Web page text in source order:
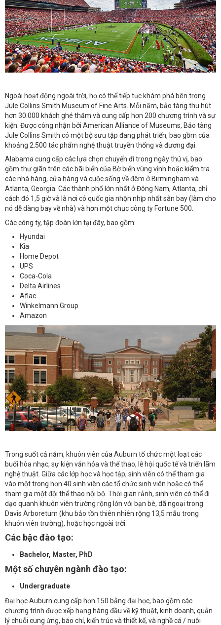
Ngoài hoạt động ngoài trời, họ có thể tiếp tục khám phá bên trong
Jule Collins Smith Museum of Fine Arts. Mỗi năm, bảo tàng thu hút
hơn 30.000 khách ghé thăm và cung cấp hơn 200 chương trình và sự
kiện. Được công nhận bởi American Alliance of Museums, Bảo tàng
Jule Collins Smith có một bộ sưu tập đang phát triển, bao gồm của
khoảng 2.500 tác phẩm nghệ thuật truyền thống và đương đại.
Alabama cung cấp các lựa chọn chuyến đi trong ngày thú vị, bao
gồm thư giãn trên các bãi biển của Bờ biển vùng vịnh hoặc kiểm tra
các nhà hàng, cửa hàng và cuộc sống về đêm ở Birmingham và
Atlanta, Georgia. Các thành phố lớn nhất ở Đông Nam, Atlanta, chỉ
cách đó 1,5 giờ và là nơi có quốc gia nhộn nhịp nhất sân bay (làm cho
nó dễ dàng bay về nhà) và hơn một chục công ty Fortune 500.
Các công ty, tập đoàn lớn tại đây, bao gồm:
Hyundai
Kia
Home Depot
UPS
Coca-Cola
Delta Airlines
Aflac
Winkelmann Group
Amazon
Trong suốt cả năm, khuôn viên của Auburn tổ chức một loạt các
buổi hòa nhạc, sự kiện văn hóa và thể thao, lễ hội quốc tế và triển lãm
nghệ thuật. Giữa các lớp học và học tập, sinh viên có thể tham gia
vào một trong hơn 40 sinh viên các tổ chức sinh viên hoặc có thể
tham gia một đội thể thao nội bộ. Thời gian rảnh, sinh viên có thể đi
dạo quanh khuôn viên trường rộng lớn với bạn bè, dã ngoại trong
Davis Arboretum (khu bảo tồn thiên nhiên rộng 13,5 mẫu trong
khuôn viên trường), hoặc học ngoài trời.
Các bậc đào tạo:
Bachelor, Master, PhD
Một số chuyên ngành đào tạo:
Undergraduate
Đại học Auburn cung cấp hơn 150 bằng đại học, bao gồm các
chương trình được xếp hạng hàng đầu về kỹ thuật, kinh doanh, quản
lý chuỗi cung ứng, báo chí, kiến trúc và thiết kế, và nghề cá / nuôi